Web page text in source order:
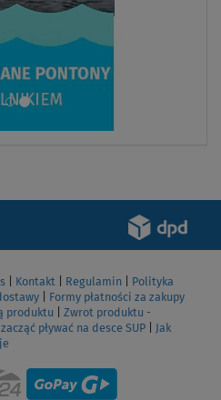
Kontakt Regulamin
Polityka
Formy płatności za zakupy
produktu
Zwrot produktu -
zacząć pływać na desce SUP
Jak